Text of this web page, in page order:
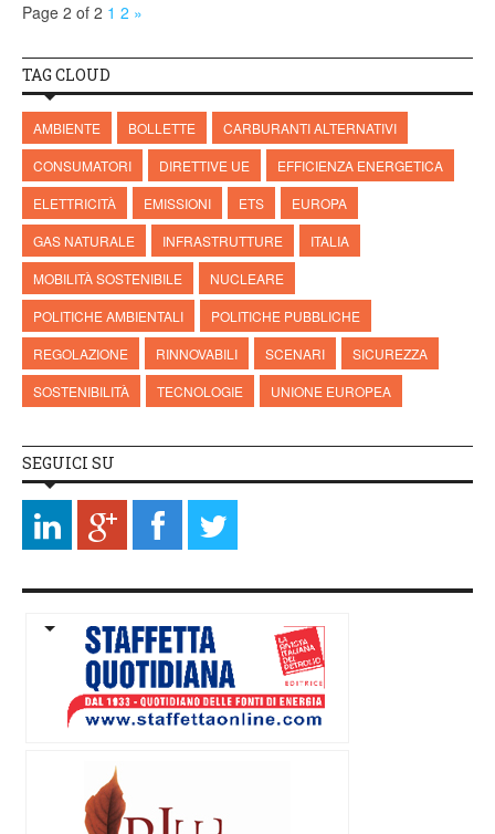
Page 2 of 2 1 2 »
TAG CLOUD
AMBIENTE BOLLETTE
CARBURANTI ALTERNATIVI
CONSUMATORI
DIRETTIVE UE
EFFICIENZA ENERGETICA
ELETTRICITÀ
EMISSIONI ETS
EUROPA
GAS NATURALE
INFRASTRUTTURE
ITALIA
MOBILITÀ SOSTENIBILE
NUCLEARE
POLITICHE AMBIENTALI
POLITICHE PUBBLICHE
REGOLAZIONE
RINNOVABILI SCENARI
SICUREZZA
SOSTENIBILITÀ
TECNOLOGIE UNIONE EUROPEA
SEGUICI SU